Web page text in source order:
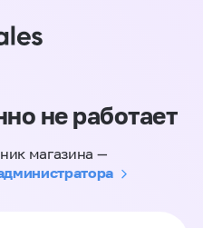
не работает
магазина —